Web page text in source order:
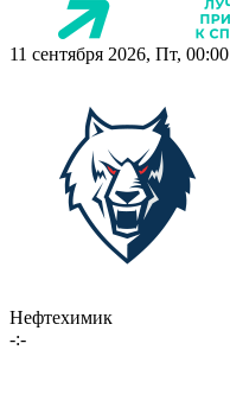
11 сентября 2026, Пт, 00:00
Нефтехимик
-:-